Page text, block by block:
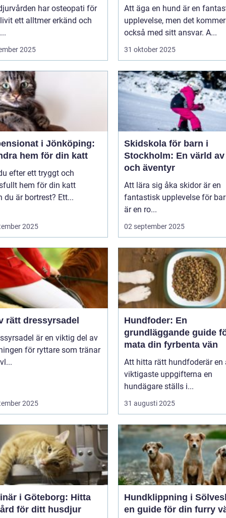
har osteopati för
ett alltmer erkänd och
2025
Att äga en hund är en
upplevelse, men det kommer
också med sitt ansvar. A...
31 oktober 2025
i Jönköping:
hem för din katt
efter ett tryggt och
hem för din katt
du är bortrest? Ett...
2025
Skidskola för barn i
Stockholm: En värld
och äventyr
Att lära sig åka skidor är en
fantastisk upplevelse för
är en ro...
02 september 2025
rätt dressyrsadel
är en viktig del av
för ryttare som tränar
2025
Hundfoder: En
grundläggande guide
mata din fyrbenta vän
Att hitta rätt hundfoderär en
viktigaste uppgifterna en
hundägare ställs i...
31 augusti 2025
i Göteborg: Hitta
för ditt husdjur
Hundklippning i
en guide för din furry